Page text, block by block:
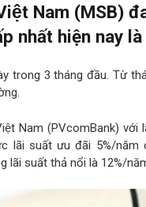
Nam (MSB)
nhất hiện nay
trong 3 tháng đầu. Từ
Nam (PVcomBank) với
lãi suất ưu đãi 5%/
lãi suất thả nổi là 12%/